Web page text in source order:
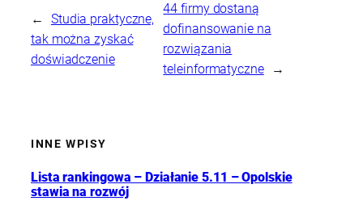
←
Studia praktyczne,
tak można zyskać
doświadczenie
44 firmy dostaną
dofinansowanie na
rozwiązania
teleinformatyczne
→
INNE WPISY
Lista rankingowa – Działanie 5.11 – Opolskie
stawia na rozwój